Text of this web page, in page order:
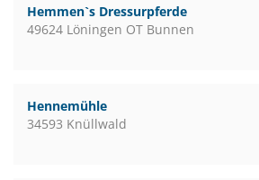
Hemmen`s Dressurpferde
49624 Löningen OT Bunnen
Hennemühle
34593 Knüllwald